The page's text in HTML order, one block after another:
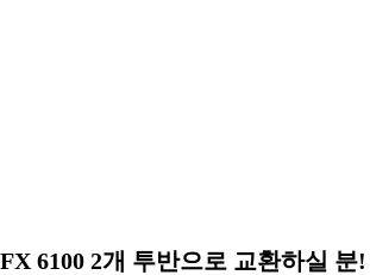
FX 6100 2개 투반으로 교환하실 분!